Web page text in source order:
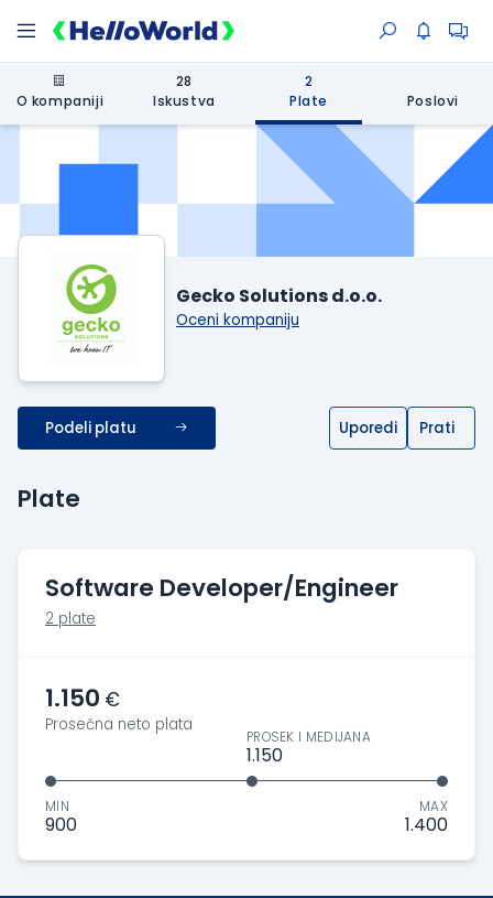
O kompaniji
28
Iskustva
2
Plate
Poslovi
Gecko Solutions d.o.o.
Oceni kompaniju
Podeli platu Uporedi Prati
Plate
Software Developer/Engineer
2 plate
1.150 €
Prosečna neto plata
MIN
900
PROSEK I MEDIJANA
1.150
MAX
1.400